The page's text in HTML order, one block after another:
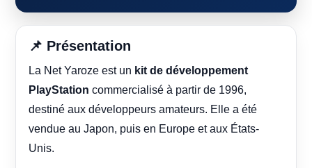
📌 Présentation
La Net Yaroze est un kit de développement
PlayStation commercialisé à partir de 1996,
destiné aux développeurs amateurs. Elle a été
vendue au Japon, puis en Europe et aux États-
Unis.